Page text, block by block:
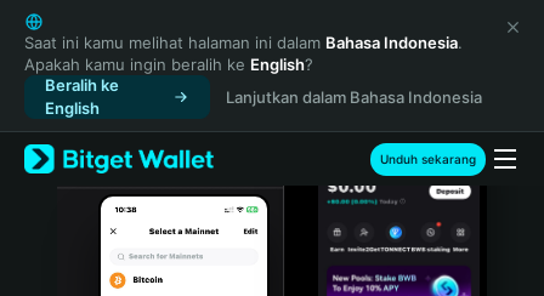
English
日本語
Tiếng Việt
Русский
Español (Latinoamérica)
Türkçe
Italiano
Saat ini kamu melihat halaman ini dalam Bahasa Indonesia.
Apakah kamu ingin beralih ke English?
Beralih ke
English
Lanjutkan dalam Bahasa Indonesia
Unduh sekarang